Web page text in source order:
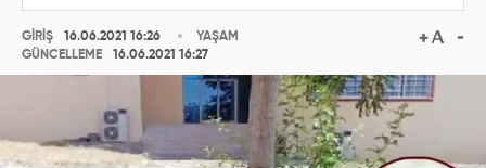
GİRİŞ
16.06.2021 16:26
GÜNCELLEME
16.06.2021 16:27
YAŞAM